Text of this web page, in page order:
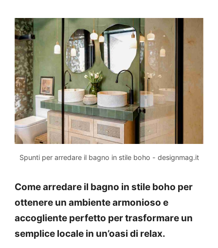
Spunti per arredare il bagno in stile boho - designmag.it
Come arredare il bagno in stile boho per
ottenere un ambiente armonioso e
accogliente perfetto per trasformare un
semplice locale in un’oasi di relax.